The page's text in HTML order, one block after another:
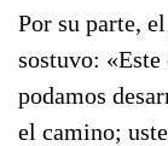
Por su parte,
sostuvo:
podamos
el camino;